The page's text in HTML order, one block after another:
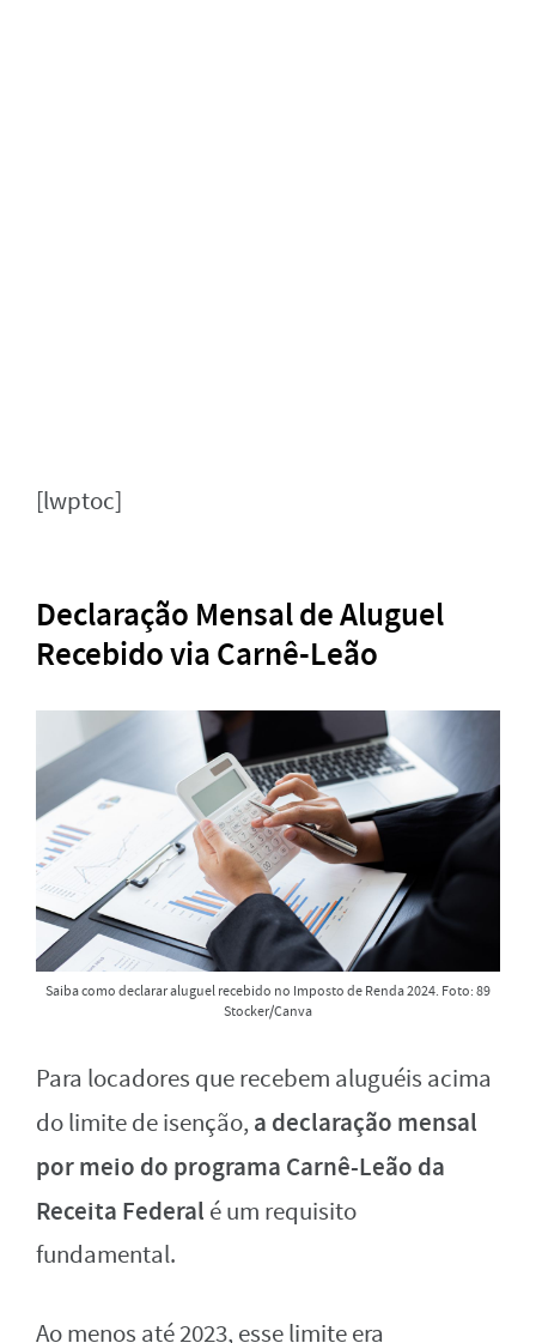
[lwptoc]
Declaração Mensal de Aluguel
Recebido via Carnê-Leão
Saiba como declarar aluguel recebido no Imposto de Renda 2024. Foto: 89
Stocker/Canva
Para locadores que recebem aluguéis acima
do limite de isenção, a declaração mensal
por meio do programa Carnê-Leão da
Receita Federal é um requisito
fundamental.
Ao menos até 2023, esse limite era